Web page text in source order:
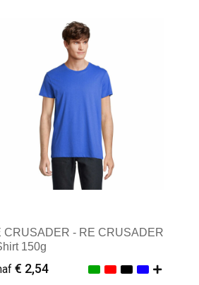
Minimale afname: 1
CRUSADER - RE CRUSADER
150g
€ 2,54